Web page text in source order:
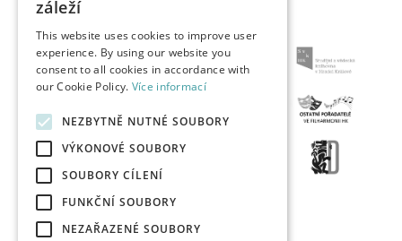
záleží
This website uses cookies to improve user
experience. By using our website you
consent to all cookies in accordance with
our Cookie Policy. Více informací
NEZBYTNĚ NUTNÉ SOUBORY
VÝKONOVÉ SOUBORY
SOUBORY CÍLENÍ
FUNKČNÍ SOUBORY
NEZAŘAZENÉ SOUBORY